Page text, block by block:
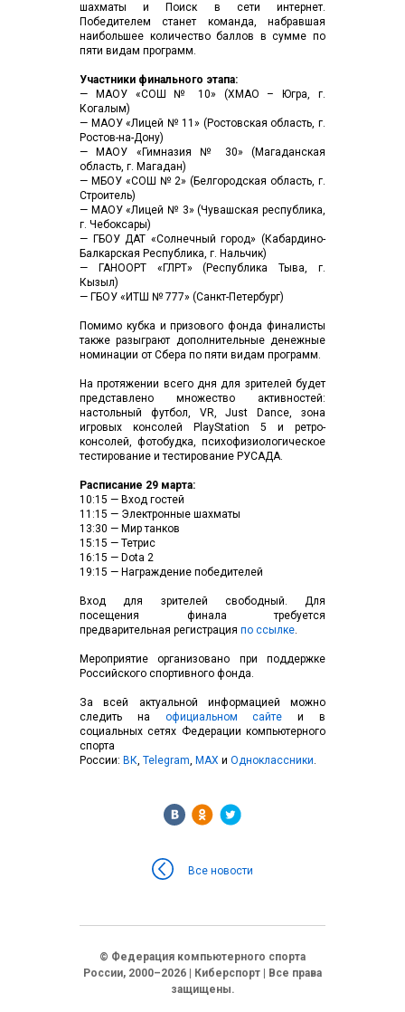
шахматы и Поиск в сети интернет.
Победителем станет команда, набравшая
наибольшее количество баллов в сумме по
пяти видам программ.
Участники финального этапа:
— МАОУ «СОШ № 10» (ХМАО – Югра, г.
Когалым)
— МАОУ «Лицей № 11» (Ростовская область, г.
Ростов-на-Дону)
— МАОУ «Гимназия № 30» (Магаданская
область, г. Магадан)
— МБОУ «СОШ № 2» (Белгородская область, г.
Строитель)
— МАОУ «Лицей № 3» (Чувашская республика,
г. Чебоксары)
— ГБОУ ДАТ «Солнечный город» (Кабардино-
Балкарская Республика, г. Нальчик)
— ГАНООРТ «ГЛРТ» (Республика Тыва, г.
Кызыл)
— ГБОУ «ИТШ № 777» (Санкт-Петербург)
Помимо кубка и призового фонда финалисты
также разыграют дополнительные денежные
номинации от Сбера по пяти видам программ.
На протяжении всего дня для зрителей будет
представлено множество активностей:
настольный футбол, VR, Just Dance, зона
игровых консолей PlayStation 5 и ретро-
консолей, фотобудка, психофизиологическое
тестирование и тестирование РУСАДА.
Расписание 29 марта:
10:15 — Вход гостей
11:15 — Электронные шахматы
13:30 — Мир танков
15:15 — Тетрис
16:15 — Dota 2
19:15 — Награждение победителей
Вход для зрителей свободный. Для
посещения финала требуется
предварительная регистрация по ссылке.
Мероприятие организовано при поддержке
Российского спортивного фонда.
За всей актуальной информацией можно
следить на официальном сайте и в
социальных сетях Федерации компьютерного
спорта
России: ВК, Telegram, MAX и Одноклассники.
Все новости
© Федерация компьютерного спорта
России, 2000–2026 | Киберспорт | Все права
защищены.